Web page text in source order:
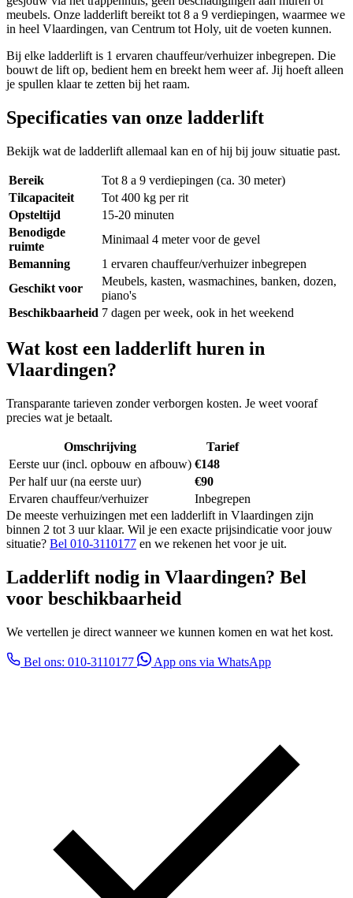
meubels. Onze ladderlift bereikt tot 8 a 9 verdiepingen, waarmee we
in heel Vlaardingen, van Centrum tot Holy, uit de voeten kunnen.
Bij elke ladderlift is 1 ervaren chauffeur/verhuizer inbegrepen. Die
bouwt de lift op, bedient hem en breekt hem weer af. Jij hoeft alleen
je spullen klaar te zetten bij het raam.
Specificaties van onze ladderlift
Bekijk wat de ladderlift allemaal kan en of hij bij jouw situatie past.
Bereik
Tot 8 a 9 verdiepingen (ca. 30 meter)
Tilcapaciteit
Tot 400 kg per rit
Opsteltijd
15-20 minuten
Benodigde
ruimte
Minimaal 4 meter voor de gevel
Bemanning
1 ervaren chauffeur/verhuizer inbegrepen
Geschikt voor
Meubels, kasten, wasmachines, banken, dozen,
piano's
Beschikbaarheid 7 dagen per week, ook in het weekend
Wat kost een ladderlift huren in
Vlaardingen?
Transparante tarieven zonder verborgen kosten. Je weet vooraf
precies wat je betaalt.
Omschrijving
Tarief
Eerste uur (incl. opbouw en afbouw) €148
Per half uur (na eerste uur)
€90
Ervaren chauffeur/verhuizer
Inbegrepen
De meeste verhuizingen met een ladderlift in Vlaardingen zijn
binnen 2 tot 3 uur klaar. Wil je een exacte prijsindicatie voor jouw
situatie? Bel 010-3110177 en we rekenen het voor je uit.
Ladderlift nodig in Vlaardingen? Bel
voor beschikbaarheid
We vertellen je direct wanneer we kunnen komen en wat het kost.
Bel ons: 010-3110177 App ons via WhatsApp